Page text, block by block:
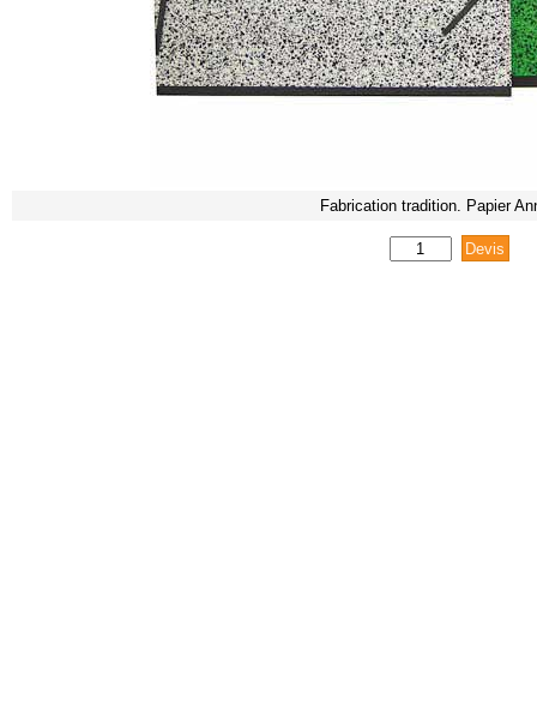
Fabrication tradition. Papier